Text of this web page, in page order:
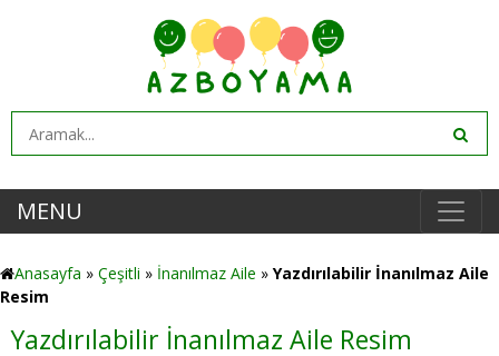
MENU
Anasayfa » Çeşitli » İnanılmaz Aile » Yazdırılabilir İnanılmaz Aile
Resim
Yazdırılabilir İnanılmaz Aile Resim